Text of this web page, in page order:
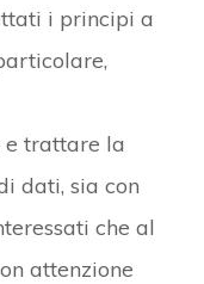
i principi a
e trattare la
dati, sia con
che al
attenzione